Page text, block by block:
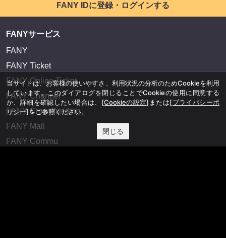
FANY IDに登録・ログインする
FANYサービス
FANY
FANY Ticket
FANY Online Ticket
FANY Channel
FANY Crowdfunding
FANY Mall
FANY Commu
当サイトは、お客様の使いやすさ、利用状況の分析のためCookieを利用
しています。このダイアログを閉じることでCookieの使用に同意する
か、詳細を確認したい場合は、 [Cookieの設定] または[プライバシーポ
リシー]をご参照ください。
閉じる